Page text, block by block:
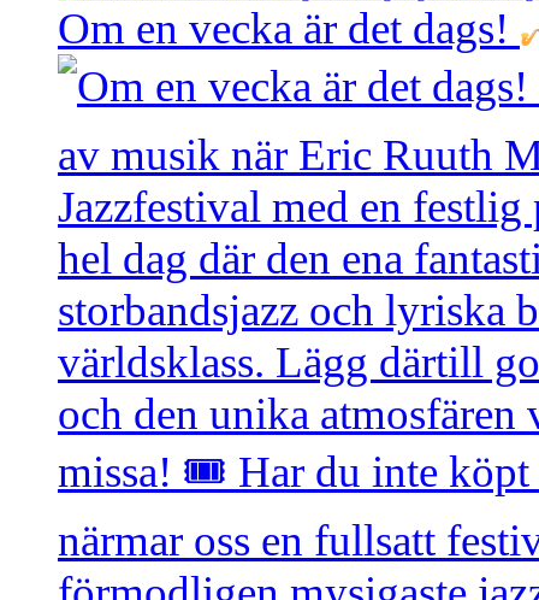
Om en vecka är det dags!